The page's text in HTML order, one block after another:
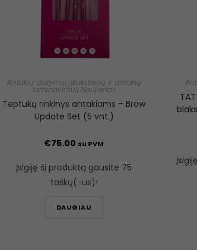
Antakių dažymui, Blakstienų ir antakių
laminavimui, Naujienos
Teptukų rinkinys antakiams – Brow
Update Set (5 vnt.)
€75.00 su PVM
Įsigiję šį produktą gausite 75
taškų(-us)!
DAUGIAU